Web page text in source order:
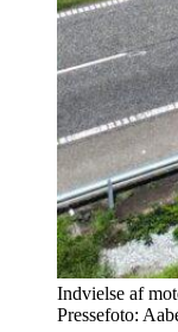
Indvielse af
Pressefoto: